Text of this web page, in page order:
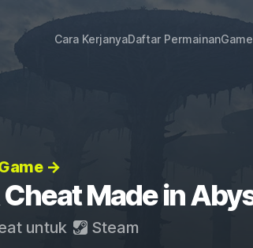
Cara KerjanyaDaftar Permainan
→
Made in
untuk Steam